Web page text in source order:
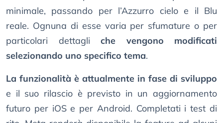
minimale, passando per l’Azzurro cielo e il Blu
reale. Ognuna di esse varia per sfumature o per
particolari dettagli che vengono modificati
selezionando uno specifico tema.
La funzionalità è attualmente in fase di sviluppo
e il suo rilascio è previsto in un aggiornamento
futuro per iOS e per Android. Completati i test di